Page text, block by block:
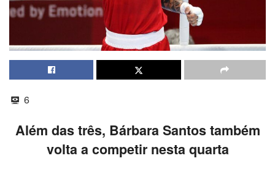
6
Além das três, Bárbara Santos também
volta a competir nesta quarta